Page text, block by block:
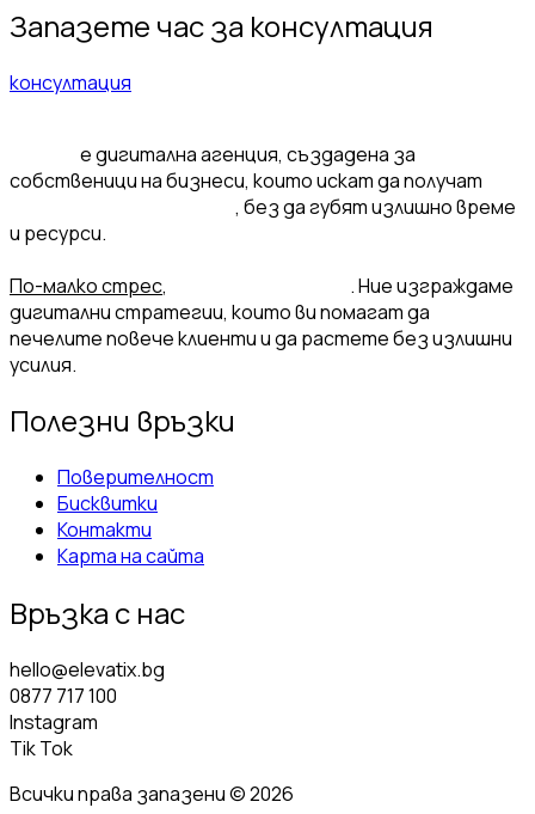
Запазете час за консултация
консултация
е дигитална агенция, създадена за
собственици на бизнеси, които искат да получат
, без да губят излишно време
и ресурси.
По-малко стрес,
. Ние изграждаме
дигитални стратегии, които ви помагат да
печелите повече клиенти и да растете без излишни
усилия.
Полезни връзки
Поверителност
Бисквитки
Контакти
Карта на сайта
Връзка с нас
hello@elevatix.bg
0877 717 100
Instagram
Tik Tok
Всички права запазени © 2026